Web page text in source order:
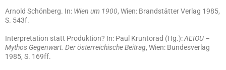
Arnold Schönberg. In: Wien um 1900, Wien: Brandstätter Verlag 1985,
S. 543f.
Interpretation statt Produktion? In: Paul Kruntorad (Hg.):AEIOU –
Mythos Gegenwart. Der österreichische Beitrag, Wien: Bundesverlag
1985, S. 169ff.